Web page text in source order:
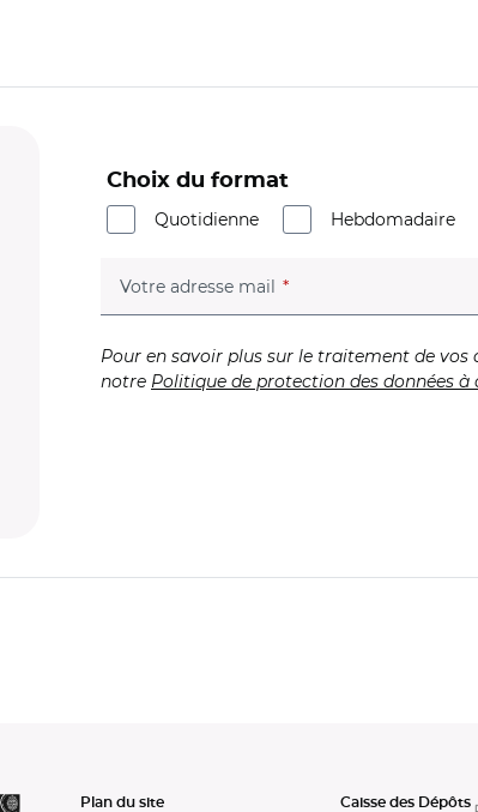
Choix du format
Quotidienne
Hebdomadaire
Votre adresse mail (champ obligatoire)
Pour en savoir plus sur le traitement de
notre Politique de protection des données à
Plan du site Caisse des Dépôts